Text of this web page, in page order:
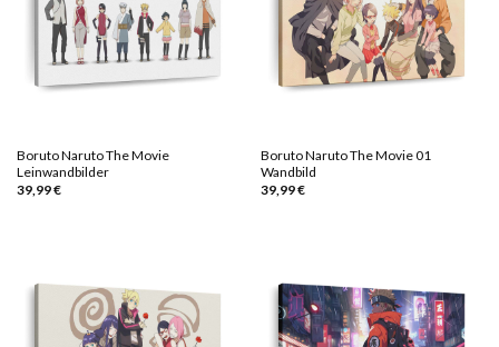
Boruto Naruto The Movie
Leinwandbilder
39,99€
Boruto Naruto The Movie 01
Wandbild
39,99€